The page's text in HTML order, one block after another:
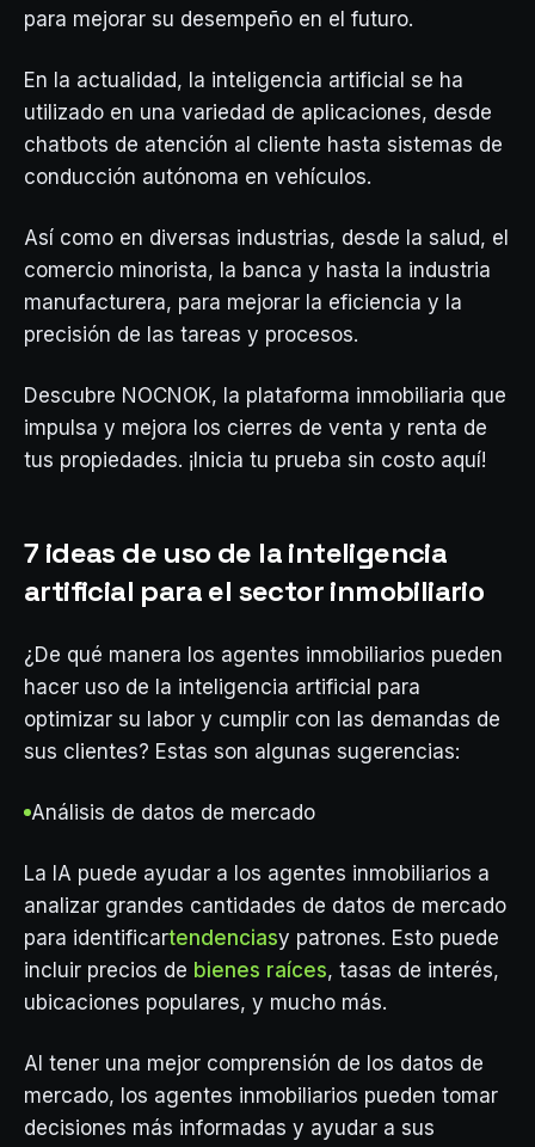
para mejorar su desempeño en el futuro.
En la actualidad, la inteligencia artificial se ha
utilizado en una variedad de aplicaciones, desde
chatbots de atención al cliente hasta sistemas de
conducción autónoma en vehículos.
Así como en diversas industrias, desde la salud, el
comercio minorista, la banca y hasta la industria
manufacturera, para mejorar la eficiencia y la
precisión de las tareas y procesos.
Descubre NOCNOK, la plataforma inmobiliaria que
impulsa y mejora los cierres de venta y renta de
tus propiedades. ¡Inicia tu prueba sin costo aquí!
7 ideas de uso de la inteligencia
artificial para el sector inmobiliario
¿De qué manera los agentes inmobiliarios pueden
hacer uso de la inteligencia artificial para
optimizar su labor y cumplir con las demandas de
sus clientes? Estas son algunas sugerencias:
Análisis de datos de mercado
La IA puede ayudar a los agentes inmobiliarios a
analizar grandes cantidades de datos de mercado
para identificartendenciasy patrones. Esto puede
incluir precios de bienes raíces, tasas de interés,
ubicaciones populares, y mucho más.
Al tener una mejor comprensión de los datos de
mercado, los agentes inmobiliarios pueden tomar
decisiones más informadas y ayudar a sus